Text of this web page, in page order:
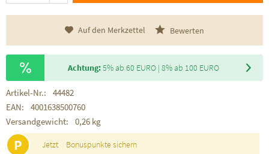
Auf den Merkzettel Bewerten
Achtung:5% ab 60 EURO | 8% ab 100 EURO
Artikel-Nr.:
44482
EAN:
4001638500760
Versandgewicht:
0,26 kg
P Jetzt Bonuspunkte sichern